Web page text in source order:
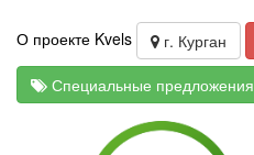
О проекте Kvels г. Курган
Специальные предложения